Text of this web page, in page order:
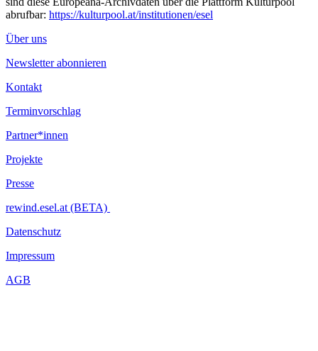
abrufbar: https://kulturpool.at/institutionen/esel
Über uns
Newsletter abonnieren
Kontakt
Terminvorschlag
Partner*innen
Projekte
Presse
rewind.esel.at (BETA)
Datenschutz
Impressum
AGB